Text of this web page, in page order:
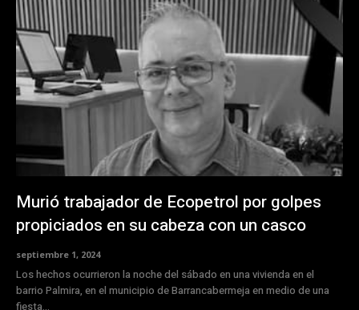
Murió trabajador de Ecopetrol por golpes
propiciados en su cabeza con un casco
septiembre 1, 2024
Los hechos ocurrieron la noche del sábado en una vivienda en el
barrio Palmira, en el municipio de Barrancabermeja en medio de una
fiesta...